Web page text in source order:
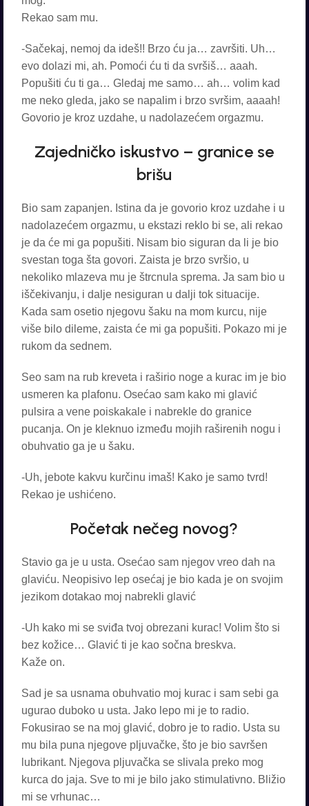
Rekao sam mu.
-Sačekaj, nemoj da ideš!! Brzo ću ja… završiti. Uh…
evo dolazi mi, ah. Pomoći ću ti da svršiš… aaah.
Popušiti ću ti ga… Gledaj me samo… ah… volim kad
me neko gleda, jako se napalim i brzo svršim, aaaah!
Govorio je kroz uzdahe, u nadolazećem orgazmu.
Zajedničko iskustvo – granice se
brišu
Bio sam zapanjen. Istina da je govorio kroz uzdahe i u
nadolazećem orgazmu, u ekstazi reklo bi se, ali rekao
je da će mi ga popušiti. Nisam bio siguran da li je bio
svestan toga šta govori. Zaista je brzo svršio, u
nekoliko mlazeva mu je štrcnula sprema. Ja sam bio u
iščekivanju, i dalje nesiguran u dalji tok situacije.
Kada sam osetio njegovu šaku na mom kurcu, nije
više bilo dileme, zaista će mi ga popušiti. Pokazo mi je
rukom da sednem.
Seo sam na rub kreveta i raširio noge a kurac im je bio
usmeren ka plafonu. Osećao sam kako mi glavić
pulsira a vene poiskakale i nabrekle do granice
pucanja. On je kleknuo između mojih raširenih nogu i
obuhvatio ga je u šaku.
-Uh, jebote kakvu kurčinu imaš! Kako je samo tvrd!
Rekao je ushićeno.
Početak nečeg novog?
Stavio ga je u usta. Osećao sam njegov vreo dah na
glaviću. Neopisivo lep osećaj je bio kada je on svojim
jezikom dotakao moj nabrekli glavić
-Uh kako mi se sviđa tvoj obrezani kurac! Volim što si
bez kožice… Glavić ti je kao sočna breskva.
Kaže on.
Sad je sa usnama obuhvatio moj kurac i sam sebi ga
ugurao duboko u usta. Jako lepo mi je to radio.
Fokusirao se na moj glavić, dobro je to radio. Usta su
mu bila puna njegove pljuvačke, što je bio savršen
lubrikant. Njegova pljuvačka se slivala preko mog
kurca do jaja. Sve to mi je bilo jako stimulativno. Bližio
mi se vrhunac…